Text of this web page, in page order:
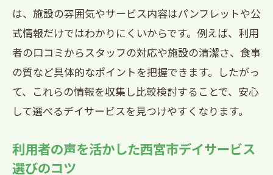
は、施設の雰囲気やサービス内容はパンフレットや公
式情報だけではわかりにくいからです。例えば、利用
者の口コミからスタッフの対応や施設の清潔さ、食事
の質など具体的なポイントを把握できます。したがっ
て、これらの情報を収集し比較検討することで、安心
して選べるデイサービスを見つけやすくなります。
利用者の声を活かした西宮市デイサービス
選びのコツ